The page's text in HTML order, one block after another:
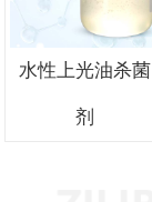
水性上光油杀菌
剂